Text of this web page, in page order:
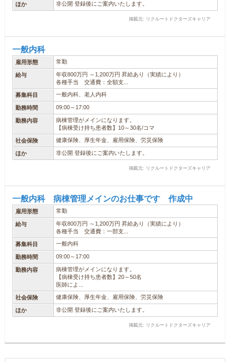
ほか 非公開 登録後にご案内いたします。
掲載元: リクルートドクターズキャリア
一般内科
雇用形態 常勤
給与
年収800万円 ～1,200万円 昇給あり（実績により）
各種手当 交通費：全額支...
募集科目 一般内科、老人内科
勤務時間 09:00～17:00
勤務内容
病棟管理がメインになります。
【病棟受け持ち患者数】10～30名/コマ
社会保険 健康保険、厚生年金、雇用保険、労災保険
ほか 非公開 登録後にご案内いたします。
掲載元: リクルートドクターズキャリア
一般内科 病棟管理メインのお仕事です 作成中
雇用形態 常勤
給与
年収800万円 ～1,200万円 昇給あり（実績により）
各種手当 交通費：一部支...
募集科目 一般内科
勤務時間 09:00～17:00
勤務内容
病棟管理がメインになります。
【病棟受け持ち患者数】20～50名
医師によ...
社会保険 健康保険、厚生年金、雇用保険、労災保険
ほか 非公開 登録後にご案内いたします。
掲載元: リクルートドクターズキャリア